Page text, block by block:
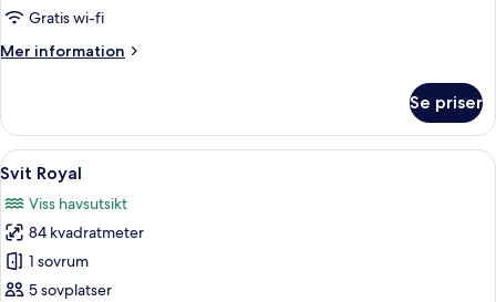
Gratis wi-fi
Mer information
Mer
Se priser
Öppna
alla
foton
för
Svit
Royal
Ett modernt hotellrum med två
5
Svit Royal
Viss havsutsikt
84 kvadratmeter
1 sovrum
5 sovplatser